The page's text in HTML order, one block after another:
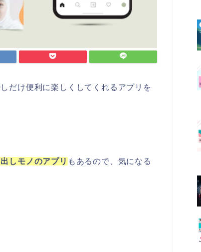
だけ便利に楽しくしてくれるアプリを
しモノのアプリ もあるので、気になる